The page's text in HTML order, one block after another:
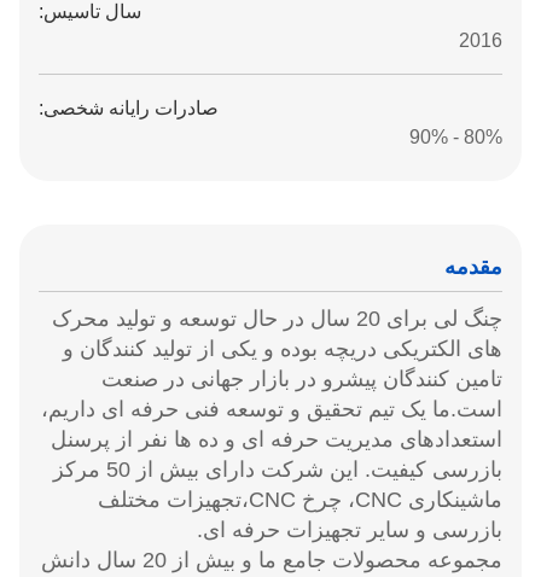
سال تاسیس:
2016
صادرات رایانه شخصی:
80% - 90%
مقدمه
چنگ لی برای 20 سال در حال توسعه و تولید محرک
های الکتریکی دریچه بوده و یکی از تولید کنندگان و
تامین کنندگان پیشرو در بازار جهانی در صنعت
است.ما یک تیم تحقیق و توسعه فنی حرفه ای داریم،
استعدادهای مدیریت حرفه ای و ده ها نفر از پرسنل
بازرسی کیفیت. این شرکت دارای بیش از 50 مرکز
ماشینکاری CNC، چرخ CNC،تجهیزات مختلف
بازرسی و سایر تجهیزات حرفه ای.
مجموعه محصولات جامع ما و بیش از 20 سال دانش